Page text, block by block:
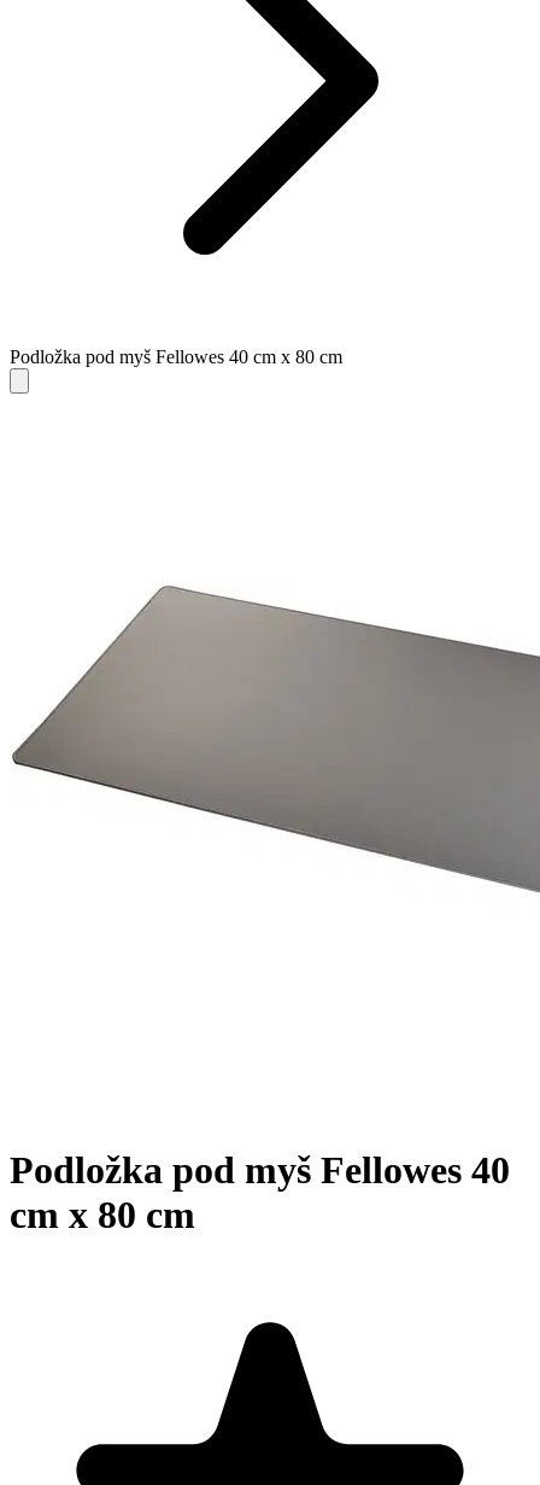
Podložka pod myš Fellowes 40 cm x 80 cm
Podložka pod myš Fellowes 40
cm x 80 cm